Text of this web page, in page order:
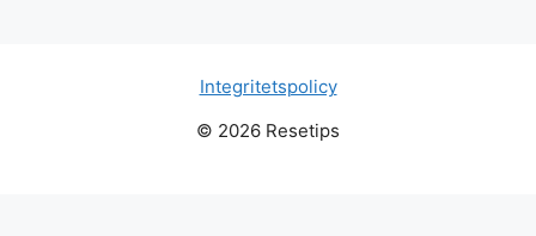
Integritetspolicy
© 2026 Resetips